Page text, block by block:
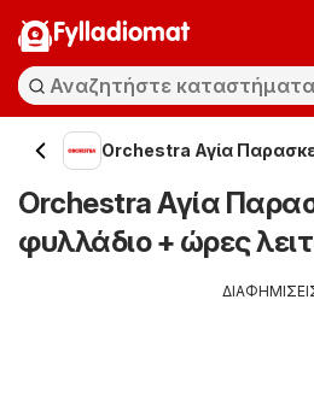
Fylladiomat
Orchestra Αγία
Orchestra Αγία
φυλλάδιο + ώρες